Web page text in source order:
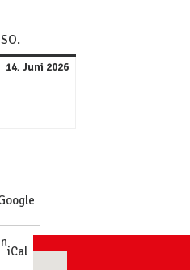
SO.
14. Juni 2026
iCal